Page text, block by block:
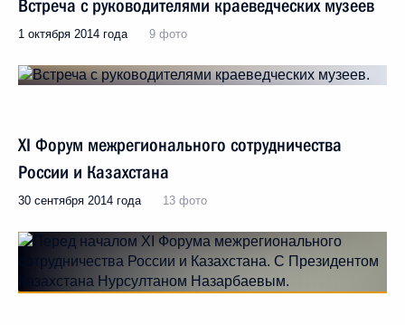
Встреча с руководителями краеведческих музеев
1 октября 2014 года 9 фото
XI Форум межрегионального сотрудничества
России и Казахстана
30 сентября 2014 года 13 фото